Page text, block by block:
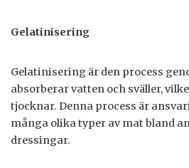
Gelatinisering
Gelatinisering är den process
absorberar vatten och sväller,
tjocknar. Denna process är
många olika typer av mat bland
dressingar.